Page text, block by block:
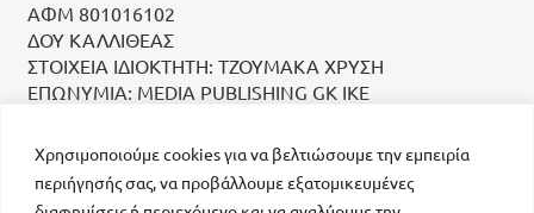
Χρησιμοποιούμε cookies για να βελτιώσουμε την εμπειρία
περιήγησής σας, να προβάλλουμε εξατομικευμένες
ΑΦΜ 801016102
ΔΟΥ ΚΑΛΛΙΘΕΑΣ
ΣΤΟΙΧΕΙΑ ΙΔΙΟΚΤΗΤΗ: ΤΖΟΥΜΑΚΑ ΧΡΥΣΗ
ΕΠΩΝΥΜΙΑ: MEDIA PUBLISHING GK IKE